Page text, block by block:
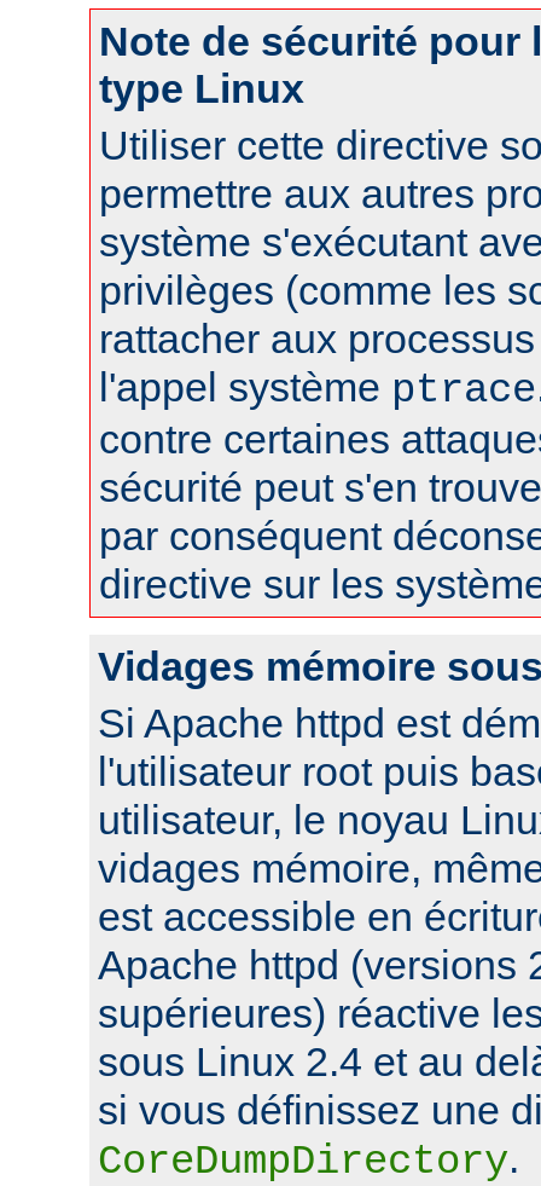
Note de sécurité pour
type Linux
Utiliser cette directive
permettre aux autres
système s'exécutant
privilèges (comme les
rattacher aux
l'appel système ptrace
contre certaines
sécurité peut s'en
par conséquent
directive sur les
Vidages mémoire
Si Apache httpd est
l'utilisateur root puis
utilisateur, le noyau
vidages mémoire,
est accessible en
Apache httpd (versions
supérieures) réactive
sous Linux 2.4 et au
si vous définissez une
CoreDumpDirectory.